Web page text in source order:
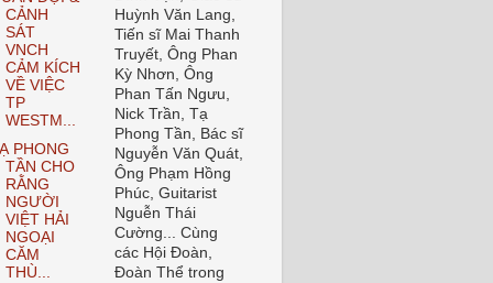
CẢNH
SÁT
VNCH
CẢM KÍCH
VỀ VIỆC
TP
WESTM...
PHONG
TẦN CHO
RẰNG
NGƯỜI
VIỆT HẢI
NGOẠI
CĂM
THÙ...
Huỳnh Văn Lang,
Tiến sĩ Mai Thanh
Truyết, Ông Phan
Kỳ Nhơn, Ông
Phan Tấn Ngưu,
Nick Trần, Tạ
Phong Tần, Bác sĩ
Nguyễn Văn Quát,
Ông Phạm Hồng
Phúc, Guitarist
Nguễn Thái
Cường... Cùng
các Hội Đoàn,
Đoàn Thể trong